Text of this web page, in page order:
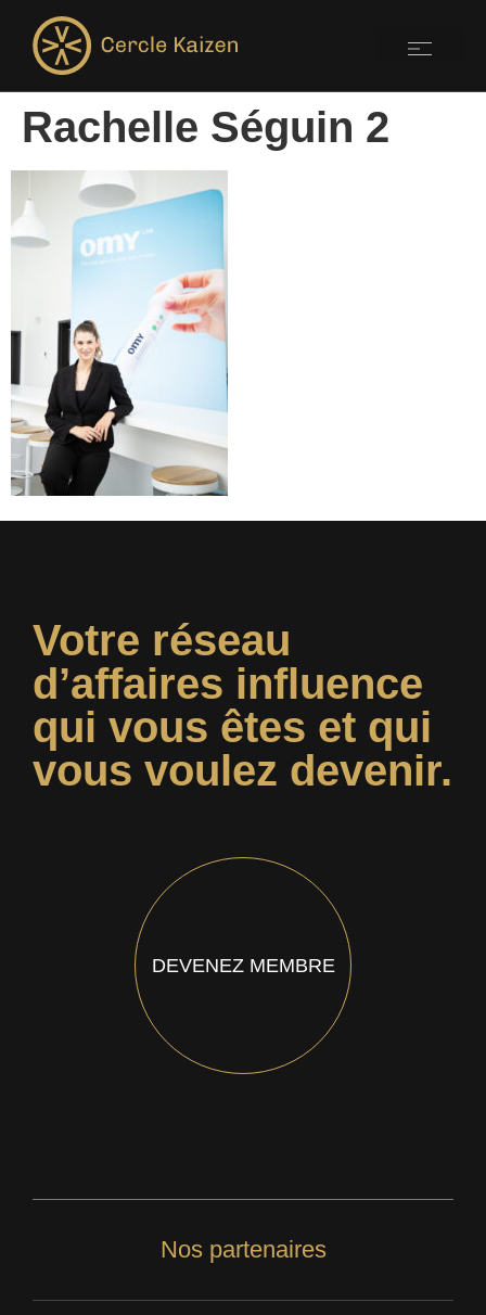
Rachelle Séguin 2
Votre réseau
d’affaires influence
qui vous êtes et qui
vous voulez devenir.
DEVENEZ MEMBRE
Nos partenaires